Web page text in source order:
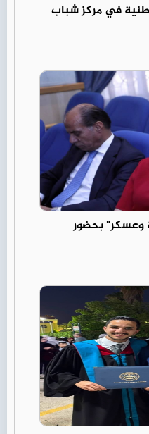
في مركز شباب
وعسكر" بحضور